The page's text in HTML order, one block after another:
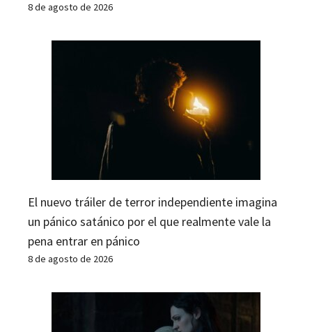
8 de agosto de 2026
El nuevo tráiler de terror independiente imagina
un pánico satánico por el que realmente vale la
pena entrar en pánico
8 de agosto de 2026